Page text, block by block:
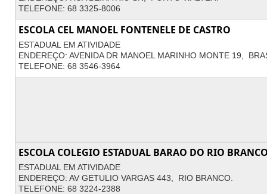
TELEFONE: 68 3325-8006
ESCOLA CEL MANOEL FONTENELE DE CASTRO
ESTADUAL EM ATIVIDADE
ENDEREÇO: AVENIDA DR MANOEL MARINHO MONTE 19,
TELEFONE: 68 3546-3964
ESCOLA COLEGIO ESTADUAL BARAO DO RIO BRANCO
ESTADUAL EM ATIVIDADE
ENDEREÇO: AV GETULIO VARGAS 443, RIO BRANCO.
TELEFONE: 68 3224-2388